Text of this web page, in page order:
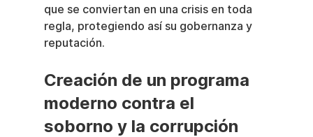
que se conviertan en una crisis en toda
regla, protegiendo así su gobernanza y
reputación.
Creación de un programa
moderno contra el
soborno y la corrupción